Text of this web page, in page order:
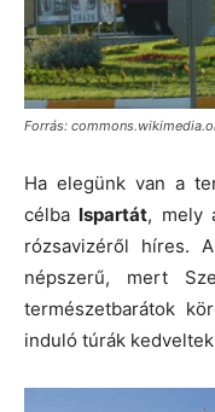
Forrás:
Ha elegünk van a
célba Ispartát, mely
rózsavizéről híres.
népszerű, mert
természetbarátok
induló túrák